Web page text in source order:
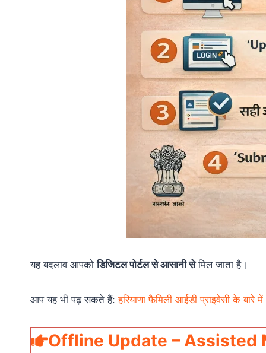
यह बदलाव आपकोडिजिटल पोर्टल से आसानी सेमिल जाता है।
आप यह भी पढ़ सकते हैं:हरियाणा फैमिली आईडी प्राइवेसी के बारे
Offline Update – Assisted